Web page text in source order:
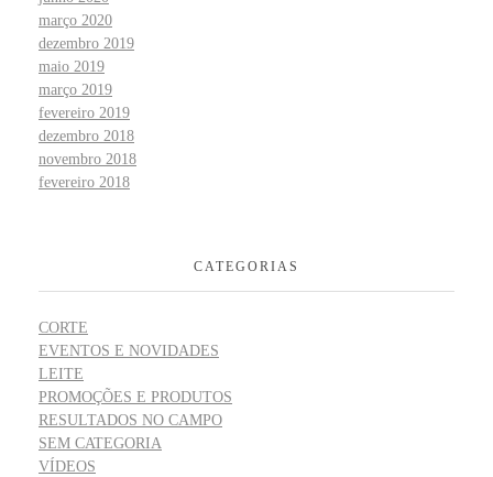
março 2020
dezembro 2019
maio 2019
março 2019
fevereiro 2019
dezembro 2018
novembro 2018
fevereiro 2018
CATEGORIAS
CORTE
EVENTOS E NOVIDADES
LEITE
PROMOÇÕES E PRODUTOS
RESULTADOS NO CAMPO
SEM CATEGORIA
VÍDEOS